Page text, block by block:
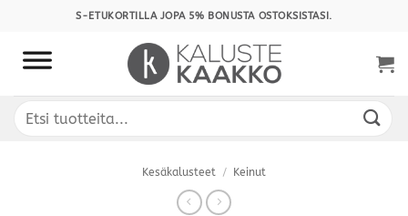
content
S-ETUKORTILLA JOPA 5% BONUSTA OSTOKSISTASI.
Etsi:
Kesäkalusteet / Keinut